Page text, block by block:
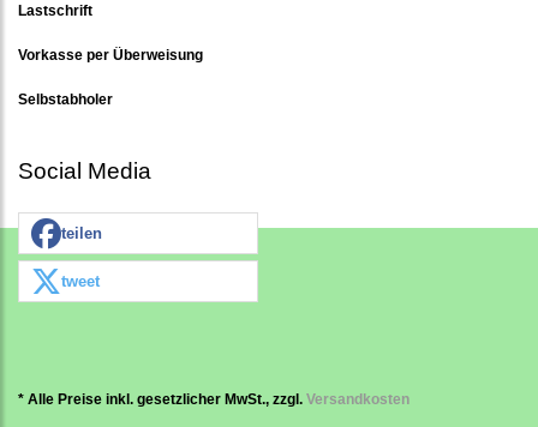
Lastschrift
Vorkasse per Überweisung
Selbstabholer
Social Media
teilen
tweet
* Alle Preise inkl. gesetzlicher MwSt., zzgl. Versandkosten